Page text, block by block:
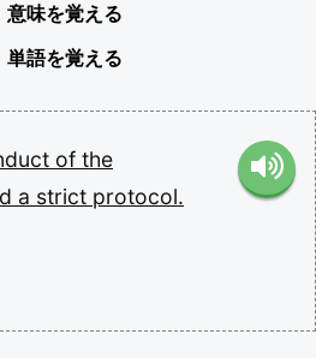
意味を覚える
単語を覚える
of the
a strict protocol.